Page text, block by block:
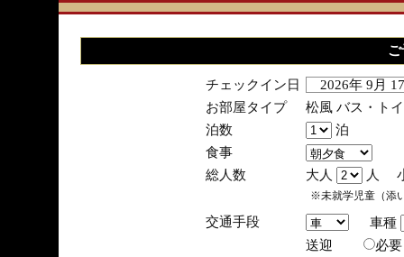
チェックイン日
2026年 9月
お部屋タイプ
松風 バス・ト
泊数
泊
食事
総人数
大人 人
※未就学児童（添
交通手段
車種
送迎